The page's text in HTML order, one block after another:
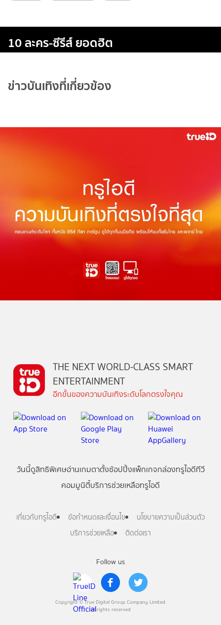
10 ละคร-ซีรีส์ ยอดฮิต
ข่าวบันเทิงที่เกี่ยวข้อง
Follow us
Copyright © True Digital Group Company Limited.
All rights reserved
THE NEXT WORLD-CLASS SMART
ENTERTAINMENT
อีกขั้นของความบันเทิงระดับโลกตรงใจคุณ
วันนี้ดูสิทธิพิเศษอ่านเกมตาตั้งช้อปปิ้งแพ็กเกจกล่องทรูไอดีทีวี
คอมมูนิตี้บริการช่วยเหลือทรูไอดี
เกี่ยวกับทรูไอดี ข้อกำหนดและเงื่อนไข
นโยบายความเป็นส่วนตัว
บริการช่วยเหลือ
ติดต่อเรา